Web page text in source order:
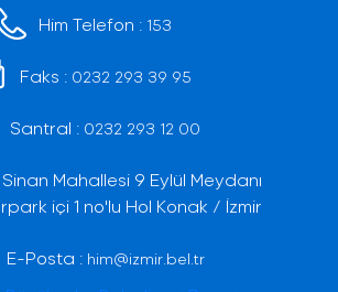
Him Telefon : 153
Faks : 0232 293 39 95
Santral : 0232 293 12 00
Mahallesi 9 Eylül Meydanı
içi 1 no'lu Hol Konak / İzmir
E-Posta : him@izmir.bel.tr